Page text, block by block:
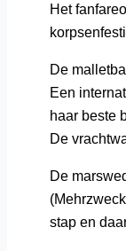
Het
De
Een
haar beste
De
De
stap en